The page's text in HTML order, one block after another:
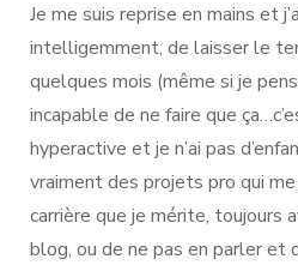
Je me suis reprise en mains et
intelligemment, de laisser le
quelques mois (même si je
incapable de ne faire que
hyperactive et je n’ai pas
vraiment des projets pro qui
carrière que je mérite, toujours
blog, ou de ne pas en parler et